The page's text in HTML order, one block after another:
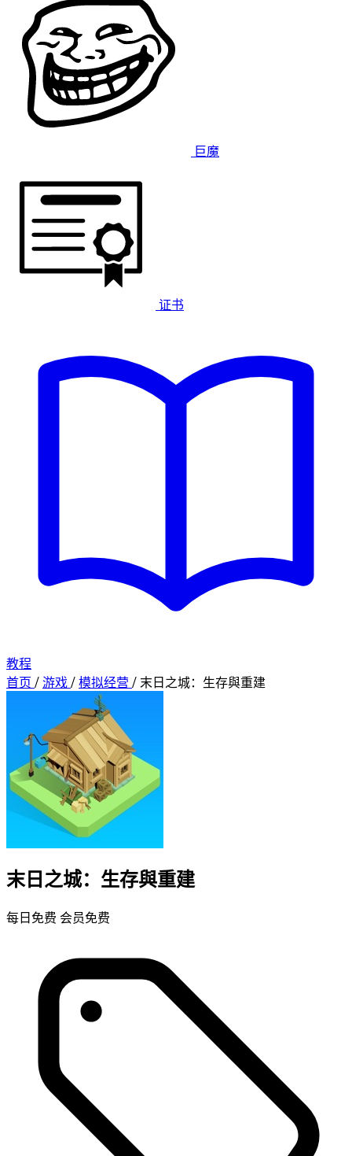
巨魔
证书
教程
首页 / 游戏 / 模拟经营 / 末日之城：生存與重建
末日之城：生存與重建
每日免费 会员免费